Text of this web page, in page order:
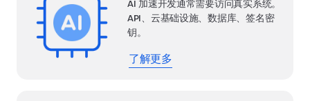
AI 加速开发通常需要访问真实系统。
API、云基础设施、数据库、签名密
钥。
了解更多